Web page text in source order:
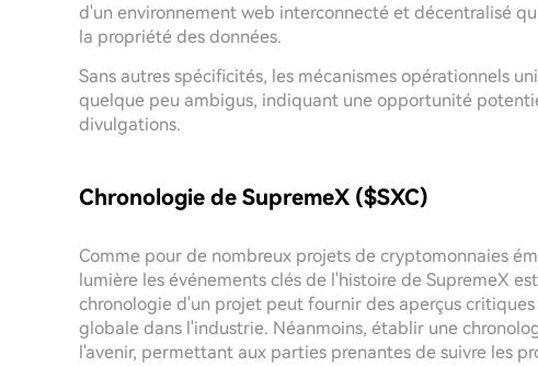
d'un environnement web interconnecté et décentralisé
la propriété des données.
Sans autres spécificités, les mécanismes opérationnels
quelque peu ambigus, indiquant une opportunité
divulgations.
Chronologie de SupremeX ($SXC)
Comme pour de nombreux projets de cryptomonnaies
lumière les événements clés de l'histoire de SupremeX
chronologie d'un projet peut fournir des aperçus critiques
globale dans l'industrie. Néanmoins, établir une
l'avenir, permettant aux parties prenantes de suivre les